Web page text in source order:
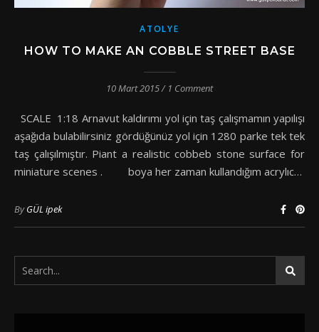
ATOLYE
HOW TO MAKE AN COBBLE STREET BASE
10 Mart 2015/ 1 Comment
SCALE 1:18 Arnavut kaldırımı yol için taş çalışmamın yapılışı
aşağıda bulabilirsiniz gördüğünüz yol için 1280 parke tek tek
taş çalışılmıştır. Piant a realistic cobbeb stone surface for
miniature scenes . boya her zaman kullandığım acrylıc…
ByGÜL ipek